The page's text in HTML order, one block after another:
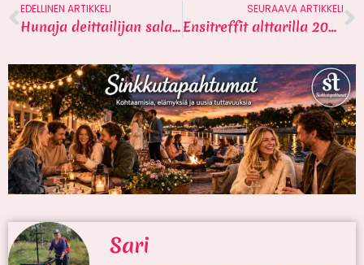
EDELLINEN ARTIKKELI
Hunaja deittailijan salaisena aseena
SEURAAVA ARTIKKELI
Ensitreffit alttarilla 2022
Sari